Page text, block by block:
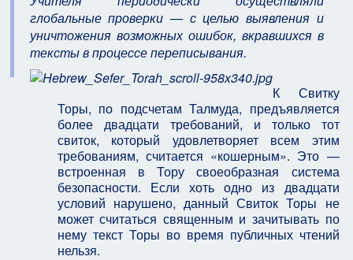
глобальные проверки — с целью выявления и
уничтожения возможных ошибок, вкравшихся в
тексты в процессе переписывания.
К Свитку
Торы, по подсчетам Талмуда, предъявляется
более двадцати требований, и только тот
свиток, который удовлетворяет всем этим
требованиям, считается «кошерным». Это —
встроенная в Тору своеобразная система
безопасности. Если хоть одно из двадцати
условий нарушено, данный Свиток Торы не
может считаться священным и зачитывать по
нему текст Торы во время публичных чтений
нельзя.